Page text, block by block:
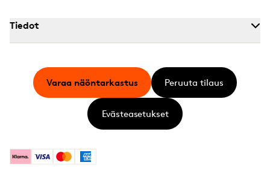
Tiedot
KlarnaVisa MastercardAmerican Express
Varaa näöntarkastus Peruuta tilaus
Evästeasetukset